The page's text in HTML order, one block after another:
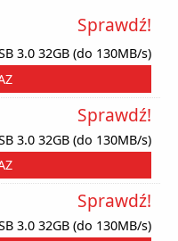
3.0 32GB (do 130MB/s)
Sprawdź!
3.0 32GB (do 130MB/s)
Sprawdź!
3.0 32GB (do 130MB/s)
Sprawdź!